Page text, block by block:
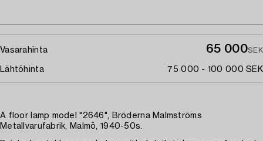
Vasarahinta 65 000SEK
Lähtöhinta 75 000 - 100 000 SEK
A floor lamp model "2646", Bröderna Malmströms
Metallvarufabrik, Malmö, 1940-50s.